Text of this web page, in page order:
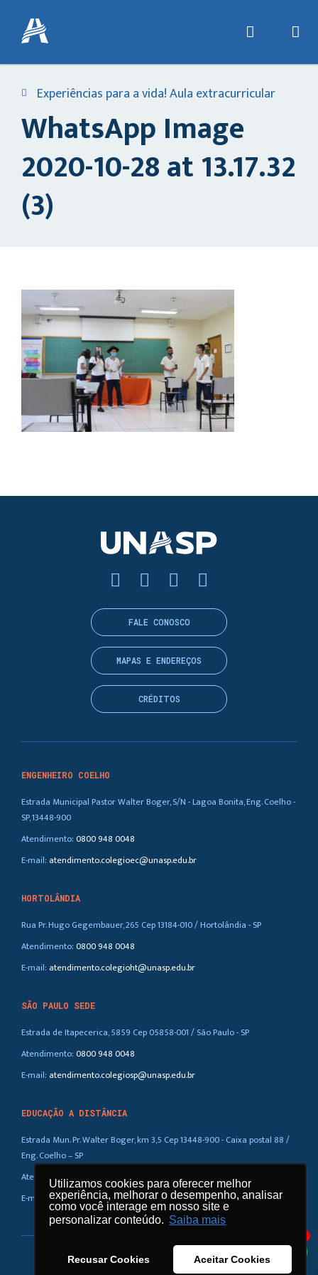
Utilizamos cookies para oferecer melhor
experiência, melhorar o desempenho, analisar
como você interage em nosso site e
personalizar conteúdo. Saiba mais
Recusar Cookies Aceitar Cookies
Utilizamos cookies para oferecer melhor
experiência, melhorar o desempenho, analisar
como você interage em nosso site e
personalizar conteúdo. Saiba mais
Recusar Cookies Aceitar Cookies
Experiências para a vida! Aula extracurricular
WhatsApp Image
2020-10-28 at 13.17.32
(3)
ENGENHEIRO COELHO
Estrada Municipal Pastor Walter Boger, S/N - Lagoa Bonita, Eng. Coelho -
SP, 13448-900
Atendimento:0800 948 0048
E-mail: atendimento.colegioec@unasp.edu.br
HORTOLÂNDIA
Rua Pr. Hugo Gegembauer, 265 Cep 13184-010 / Hortolândia - SP
Atendimento:0800 948 0048
E-mail: atendimento.colegioht@unasp.edu.br
SÃO PAULO SEDE
Estrada de Itapecerica, 5859 Cep 05858-001 / São Paulo - SP
Atendimento:0800 948 0048
E-mail: atendimento.colegiosp@unasp.edu.br
EDUCAÇÃO A DISTÂNCIA
Estrada Mun. Pr. Walter Boger, km 3,5 Cep 13448-900 - Caixa postal 88 /
Eng. Coelho – SP
Atendimento:
0800 948 0048
E-mail: atendimento.ead@unasp.br
FALE CONOSCO
MAPAS E ENDEREÇOS
CRÉDITOS